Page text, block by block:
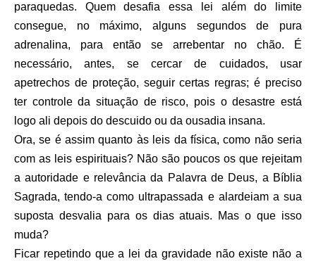
paraquedas. Quem desafia essa lei além do limite
consegue, no máximo, alguns segundos de pura
adrenalina, para então se arrebentar no chão. É
necessário, antes, se cercar de cuidados, usar
apetrechos de proteção, seguir certas regras; é preciso
ter controle da situação de risco, pois o desastre está
logo ali depois do descuido ou da ousadia insana.
Ora, se é assim quanto às leis da física, como não seria
com as leis espirituais? Não são poucos os que rejeitam
a autoridade e relevância da Palavra de Deus, a Bíblia
Sagrada, tendo-a como ultrapassada e alardeiam a sua
suposta desvalia para os dias atuais. Mas o que isso
muda?
Ficar repetindo que a lei da gravidade não existe não a